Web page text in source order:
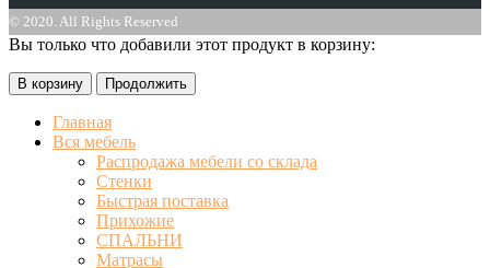
© 2020. All Rights Reserved
Вы только что добавили этот продукт в корзину:
В корзину Продолжить
Главная
Вся мебель
Распродажа мебели со склада
Стенки
Быстрая поставка
Прихожие
СПАЛЬНИ
Матрасы